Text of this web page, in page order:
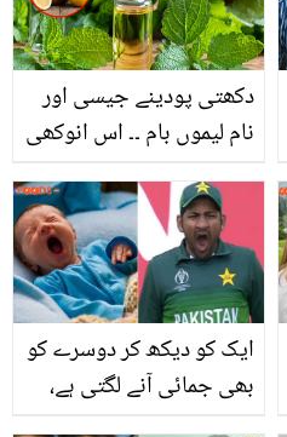
دکھتی پودینے جیسی اور
نام لیموں بام ۔۔ اس انوکھی
عورتوں اور مرد حضرات کے
جملہ امراض کو کنٹرول
کرے
ایک کو دیکھ کر دوسرے کو
بھی جمائی آنے لگتی ہے،